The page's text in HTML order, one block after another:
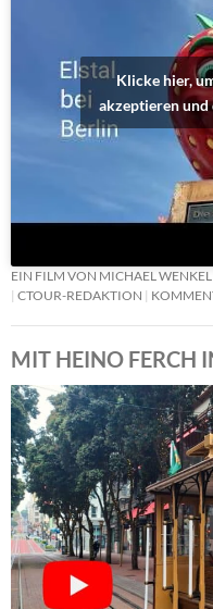
Klicke hier,
akzeptieren und
EIN FILM VON MICHAEL
CTOUR-REDAKTION
MIT HEINO FERCH